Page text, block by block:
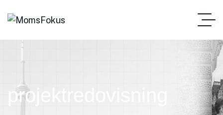
projektredovisning